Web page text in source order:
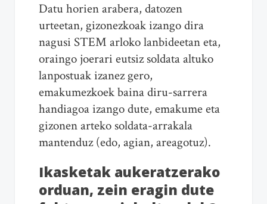
Datu horien arabera, datozen
urteetan, gizonezkoak izango dira
nagusi STEM arloko lanbideetan eta,
oraingo joerari eutsiz soldata altuko
lanpostuak izanez gero,
emakumezkoek baina diru-sarrera
handiagoa izango dute, emakume eta
gizonen arteko soldata-arrakala
mantenduz (edo, agian, areagotuz).
Ikasketak aukeratzerako
orduan, zein eragin dute